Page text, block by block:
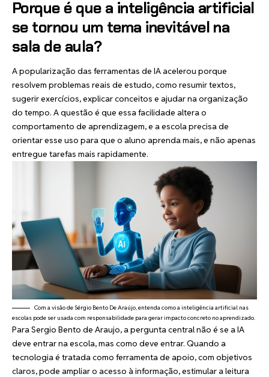
Porque é que a inteligência artificial
se tornou um tema inevitável na
sala de aula?
A popularização das ferramentas de IA acelerou porque
resolvem problemas reais de estudo, como resumir textos,
sugerir exercícios, explicar conceitos e ajudar na organização
do tempo. A questão é que essa facilidade altera o
comportamento de aprendizagem, e a escola precisa de
orientar esse uso para que o aluno aprenda mais, e não apenas
entregue tarefas mais rapidamente.
Com a visão de Sérgio Bento De Araújo, entenda como a inteligência artificial nas
escolas pode ser usada com responsabilidade para gerar impacto concreto no aprendizado.
Para Sergio Bento de Araujo, a pergunta central não é se a IA
deve entrar na escola, mas como deve entrar. Quando a
tecnologia é tratada como ferramenta de apoio, com objetivos
claros, pode ampliar o acesso à informação, estimular a leitura